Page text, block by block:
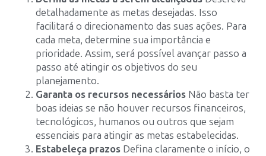
detalhadamente as metas desejadas. Isso
facilitará o direcionamento das suas ações. Para
cada meta, determine sua importância e
prioridade. Assim, será possível avançar passo a
passo até atingir os objetivos do seu
planejamento.
Garanta os recursos necessários Não basta ter
boas ideias se não houver recursos financeiros,
tecnológicos, humanos ou outros que sejam
essenciais para atingir as metas estabelecidas.
Estabeleça prazos Defina claramente o início, o